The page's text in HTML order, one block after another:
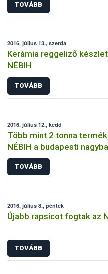
TOVÁBB
2016. július 13., szerda
Kerámia reggeliző
NÉBIH
TOVÁBB
2016. július 12., kedd
Több mint 2 tonna
NÉBIH a budapesti
TOVÁBB
2016. július 8., péntek
Újabb rapsicot fogtak az
TOVÁBB